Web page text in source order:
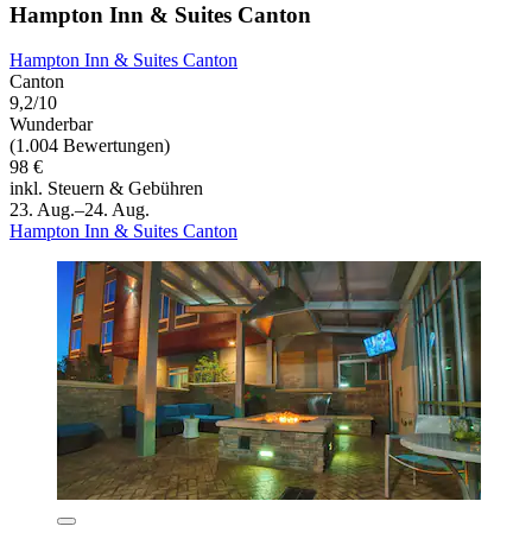
Hampton Inn & Suites Canton
Hampton Inn & Suites Canton
Canton
9,2/10
Wunderbar
(1.004 Bewertungen)
98 €
inkl. Steuern & Gebühren
23. Aug.–24. Aug.
Hampton Inn & Suites Canton